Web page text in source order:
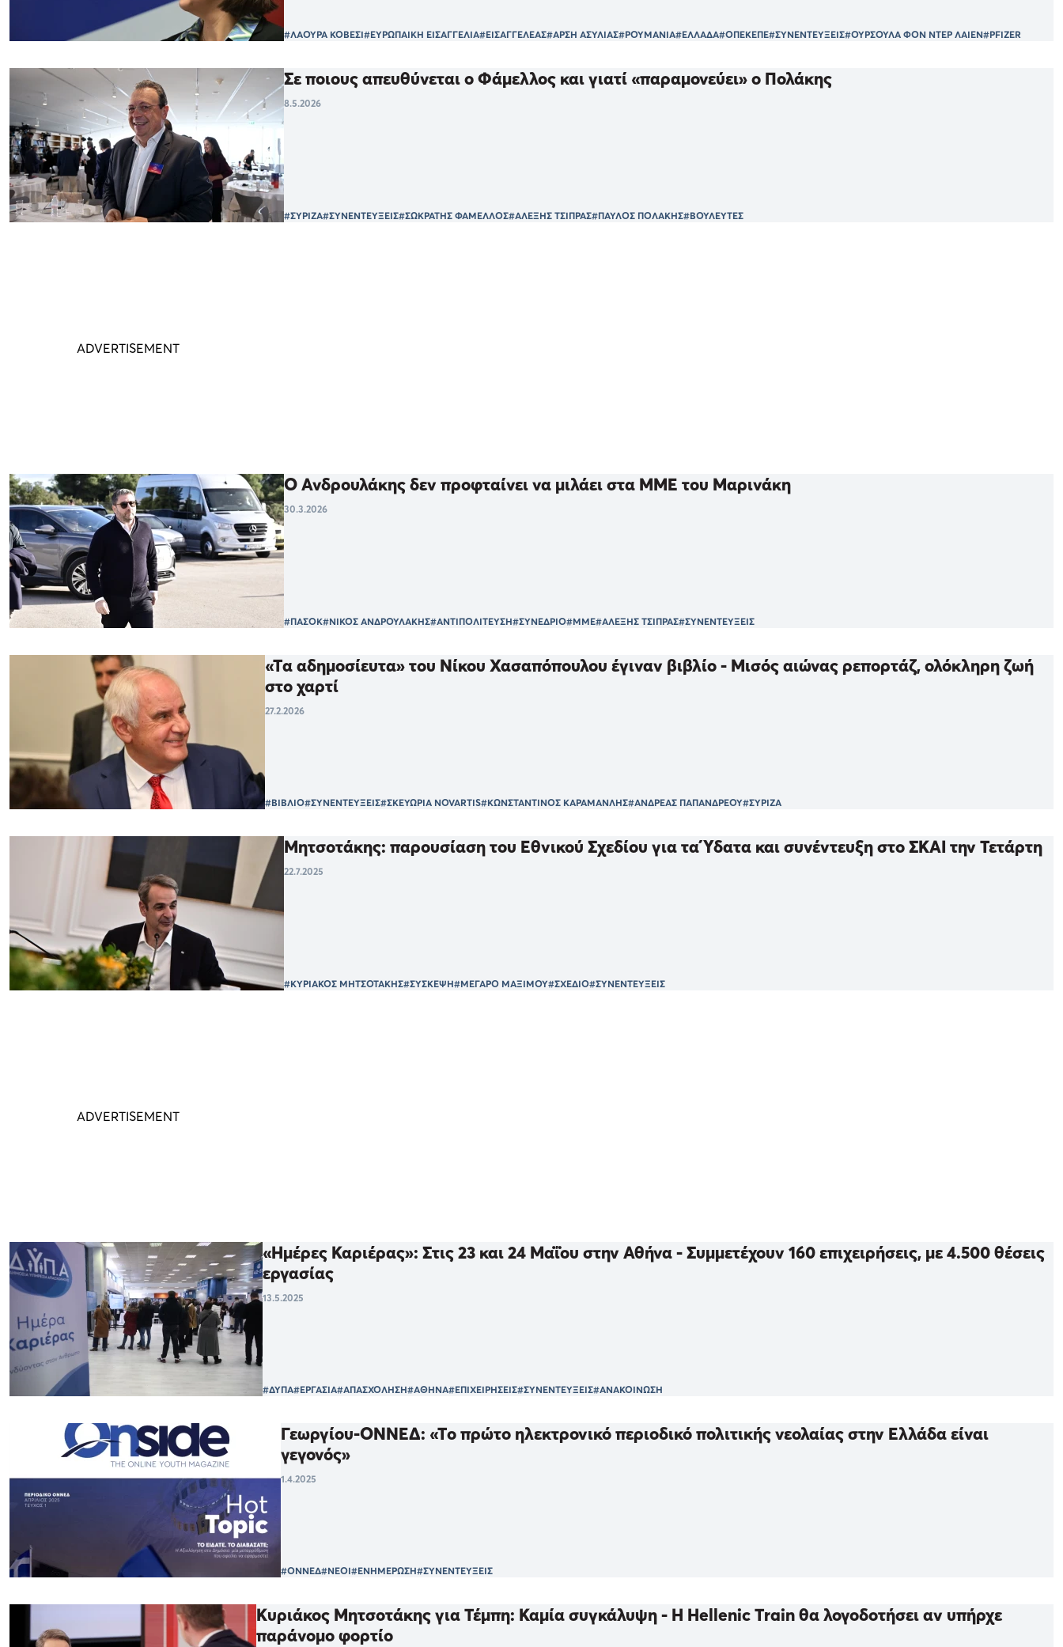
#ΛΑΟΥΡΑ ΚΟΒΕΣΙ#ΕΥΡΩΠΑΙΚΗ ΕΙΣΑΓΓΕΛΙΑ#ΕΙΣΑΓΓΕΛΕΑΣ#ΑΡΣΗ ΑΣΥΛΙΑΣ#ΡΟΥΜΑΝΙΑ#ΕΛΛΑΔΑ#ΟΠΕΚΕΠΕ#ΣΥΝΕΝΤΕΥΞΕΙΣ#ΟΥΡΣΟΥΛΑ ΦΟΝ ΝΤΕΡ ΛΑΙΕΝ#PFIZER
Σε ποιους απευθύνεται ο Φάμελλος και γιατί «παραμονεύει» ο Πολάκης
8.5.2026
#ΣΥΡΙΖΑ#ΣΥΝΕΝΤΕΥΞΕΙΣ#ΣΩΚΡΑΤΗΣ ΦΑΜΕΛΛΟΣ#ΑΛΕΞΗΣ ΤΣΙΠΡΑΣ#ΠΑΥΛΟΣ ΠΟΛΑΚΗΣ#ΒΟΥΛΕΥΤΕΣ
Ο Ανδρουλάκης δεν προφταίνει να μιλάει στα ΜΜΕ του Μαρινάκη
30.3.2026
#ΠΑΣΟΚ#ΝΙΚΟΣ ΑΝΔΡΟΥΛΑΚΗΣ#ΑΝΤΙΠΟΛΙΤΕΥΣΗ#ΣΥΝΕΔΡΙΟ#ΜΜΕ#ΑΛΕΞΗΣ ΤΣΙΠΡΑΣ#ΣΥΝΕΝΤΕΥΞΕΙΣ
«Τα αδημοσίευτα» του Νίκου Χασαπόπουλου έγιναν βιβλίο - Μισός αιώνας ρεπορτάζ, ολόκληρη ζωή
στο χαρτί
27.2.2026
#ΒΙΒΛΙΟ#ΣΥΝΕΝΤΕΥΞΕΙΣ#ΣΚΕΥΩΡΙΑ NOVARTIS#ΚΩΝΣΤΑΝΤΙΝΟΣ ΚΑΡΑΜΑΝΛΗΣ#ΑΝΔΡΕΑΣ ΠΑΠΑΝΔΡΕΟΥ#ΣΥΡΙΖΑ
Μητσοτάκης: παρουσίαση του Εθνικού Σχεδίου για τα Ύδατα και συνέντευξη στο ΣΚΑΙ την Τετάρτη
22.7.2025
#ΚΥΡΙΑΚΟΣ ΜΗΤΣΟΤΑΚΗΣ#ΣΥΣΚΕΨΗ#ΜΕΓΑΡΟ ΜΑΞΙΜΟΥ#ΣΧΕΔΙΟ#ΣΥΝΕΝΤΕΥΞΕΙΣ
«Ημέρες Καριέρας»: Στις 23 και 24 Μαΐου στην Αθήνα - Συμμετέχουν 160 επιχειρήσεις, με 4.500 θέσεις
εργασίας
13.5.2025
#ΔΥΠΑ#ΕΡΓΑΣΙΑ#ΑΠΑΣΧΟΛΗΣΗ#ΑΘΗΝΑ#ΕΠΙΧΕΙΡΗΣΕΙΣ#ΣΥΝΕΝΤΕΥΞΕΙΣ#ΑΝΑΚΟΙΝΩΣΗ
Γεωργίου-ΟΝΝΕΔ: «Το πρώτο ηλεκτρονικό περιοδικό πολιτικής νεολαίας στην Ελλάδα είναι
γεγονός»
1.4.2025
#ΟΝΝΕΔ#ΝΕΟΙ#ΕΝΗΜΕΡΩΣΗ#ΣΥΝΕΝΤΕΥΞΕΙΣ
Κυριάκος Μητσοτάκης για Τέμπη: Καμία συγκάλυψη - Η Hellenic Train θα λογοδοτήσει αν υπήρχε
παράνομο φορτίο